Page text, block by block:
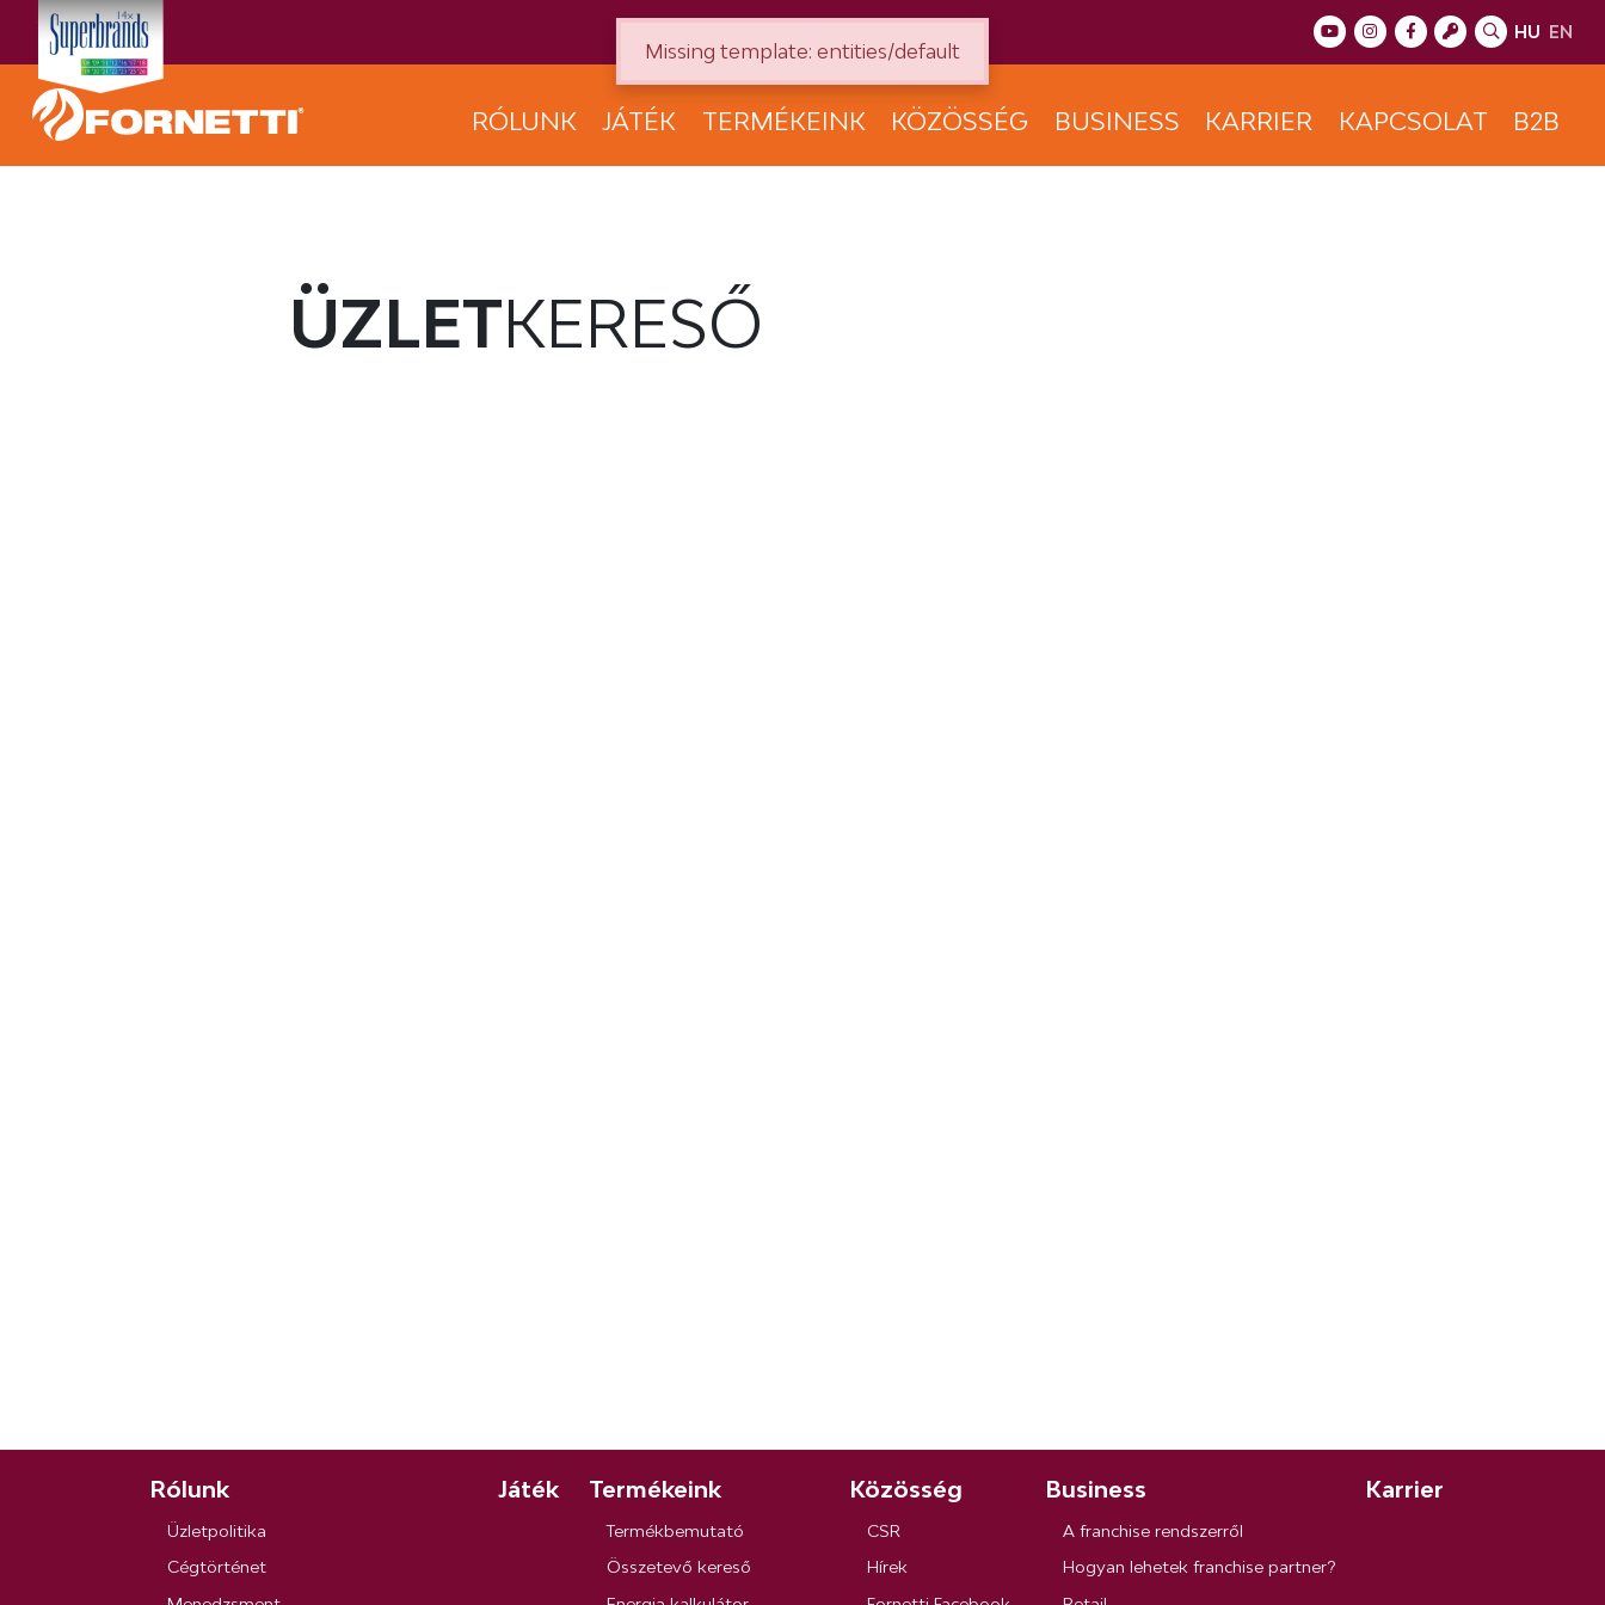
HU EN
RÓLUNK JÁTÉK TERMÉKEINK KÖZÖSSÉG BUSINESS KARRIER KAPCSOLAT B2B
ÜZLETKERESŐ
Rólunk
Üzletpolitika
Cégtörténet
Játék Termékeink
Termékbemutató
Összetevő kereső
Közösség
CSR
Hírek
Business
A franchise rendszerről
Hogyan lehetek franchise partner?
Karrier
Missing template: entities/default